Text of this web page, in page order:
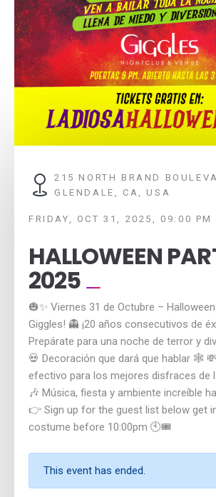
215 NORTH BRAND
GLENDALE, CA, USA
FRIDAY, OCT 31, 2025, 09:00 PM
HALLOWEEN
2025
🎃✨ Viernes 31 de Octubre –
Giggles! 👻 ¡20 años consecutivos de
Prepárate para una noche de terror y
💀 Decoración que dará que hablar 🕸️
efectivo para los mejores disfraces de
🎶 Música, fiesta y ambiente increíble
👉 Sign up for the guest list below get
costume before 10:00pm 🕙🎟️
This event has ended.